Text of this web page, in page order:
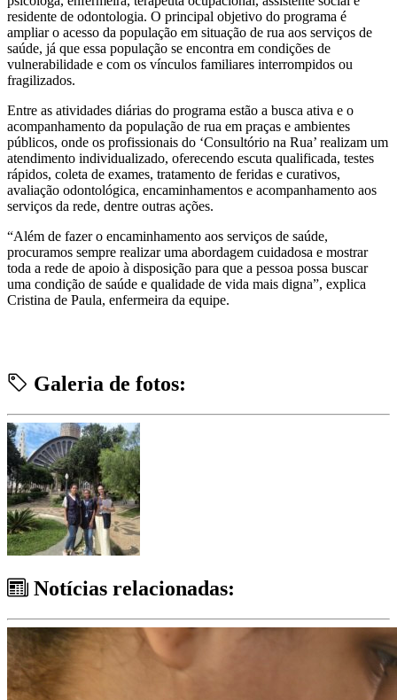
residente de odontologia. O principal objetivo do programa é
ampliar o acesso da população em situação de rua aos serviços de
saúde, já que essa população se encontra em condições de
vulnerabilidade e com os vínculos familiares interrompidos ou
fragilizados.
Entre as atividades diárias do programa estão a busca ativa e o
acompanhamento da população de rua em praças e ambientes
públicos, onde os profissionais do ‘Consultório na Rua’ realizam um
atendimento individualizado, oferecendo escuta qualificada, testes
rápidos, coleta de exames, tratamento de feridas e curativos,
avaliação odontológica, encaminhamentos e acompanhamento aos
serviços da rede, dentre outras ações.
“Além de fazer o encaminhamento aos serviços de saúde,
procuramos sempre realizar uma abordagem cuidadosa e mostrar
toda a rede de apoio à disposição para que a pessoa possa buscar
uma condição de saúde e qualidade de vida mais digna”, explica
Cristina de Paula, enfermeira da equipe.
Galeria de fotos:
Notícias relacionadas: